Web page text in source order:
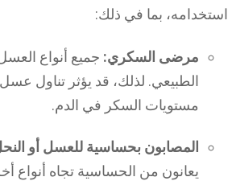
استخدامه، بما في ذلك:
مرضى السكري: جميع أنواع
الطبيعي. لذلك، قد يؤثر تناول عسل
مستويات السكر في الدم.
المصابون بحساسية للعسل أو
يعانون من الحساسية تجاه أنواع